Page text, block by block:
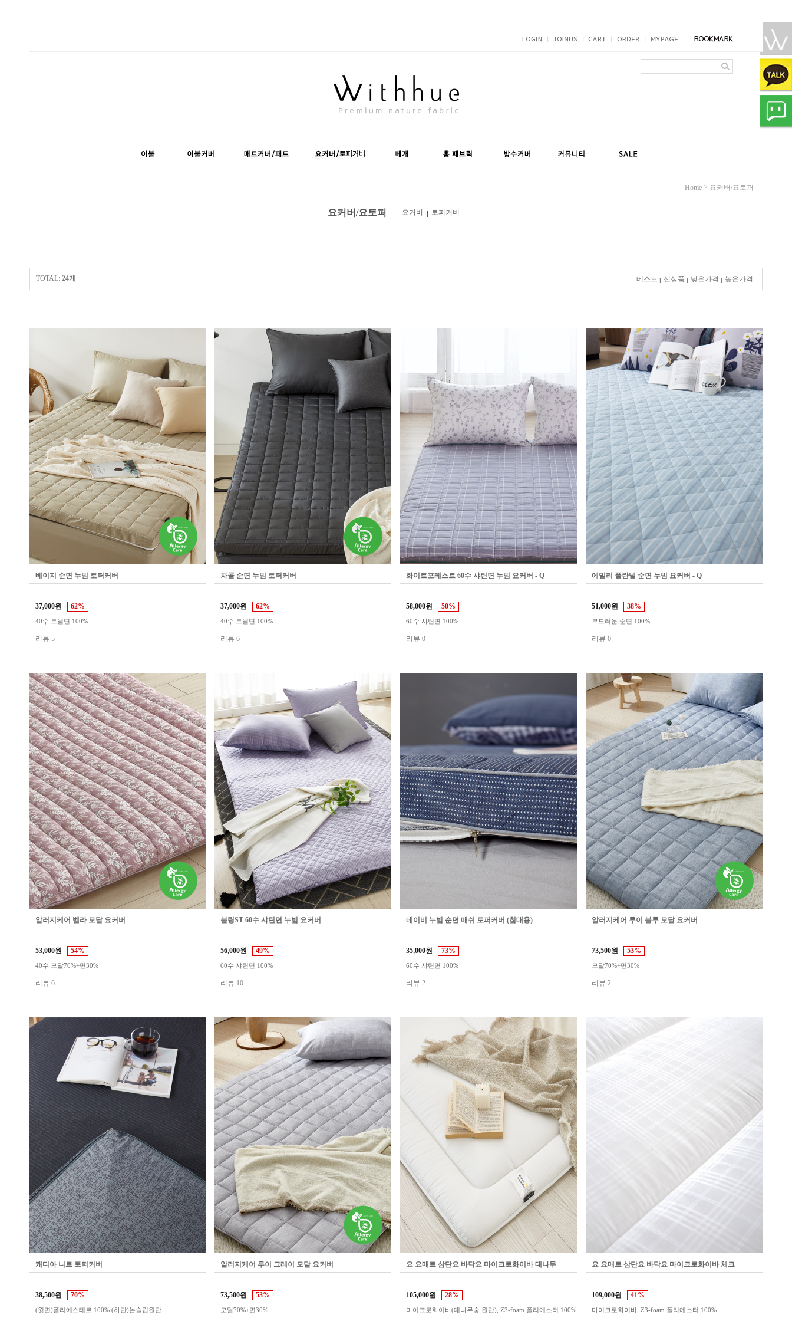
Home > 요커버/요토퍼
요커버/요토퍼 요커버 토퍼커버
TOTAL: 24개 베스트 신상품 낮은가격 높은가격
베이지 순면 누빔 토퍼커버
37,000원 62%
40수 트윌면 100%
리뷰 5
차콜 순면 누빔 토퍼커버
37,000원 62%
40수 트윌면 100%
리뷰 6
화이트포레스트 60수 샤틴면 누빔 요커버 - Q
58,000원 50%
60수 샤틴면 100%
리뷰 0
에밀리 플란넬 순면 누빔 요커버 - Q
51,000원 38%
부드러운 순면 100%
리뷰 0
알러지케어 벨라 모달 요커버
53,000원 54%
40수 모달70%+면30%
리뷰 6
블링ST 60수 샤틴면 누빔 요커버
56,000원 49%
60수 샤틴면 100%
리뷰 10
네이비 누빔 순면 매쉬 토퍼커버 (침대용)
35,000원 73%
60수 샤틴면 100%
리뷰 2
알러지케어 루이 블루 모달 요커버
73,500원 53%
모달70%+면30%
리뷰 2
캐디아 니트 토퍼커버
38,500원 70%
(윗면)폴리에스테르 100% (하단)논슬립원단
알러지케어 루이 그레이 모달 요커버
73,500원 53%
모달70%+면30%
요 요매트 삼단요 바닥요 마이크로화이바 대나무
105,000원 28%
마이크로화이바(대나무숯 원단), Z3-foam 폴리에스터 100%
요 요매트 삼단요 바닥요 마이크로화이바 체크
109,000원 41%
마이크로화이바, Z3-foam 폴리에스터 100%